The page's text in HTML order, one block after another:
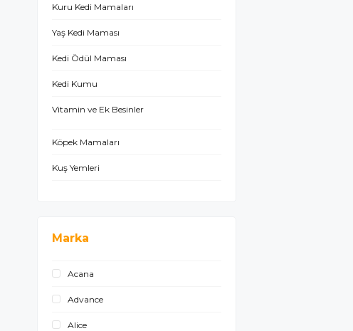
Kuru Kedi Mamaları
Yaş Kedi Maması
Kedi Ödül Maması
Kedi Kumu
Vitamin ve Ek Besinler
Köpek Mamaları
Kuş Yemleri
Kemirgen Yemleri
Kampanyalı Ürünler
Marka
Acana
Advance
Alice